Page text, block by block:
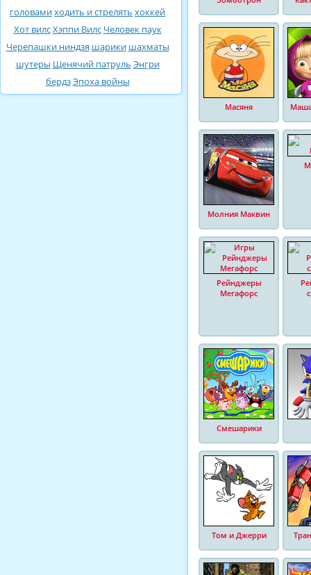
головамиходить и стрелять хоккей
Хот вилсХэппи Вилс Человек паук
Черепашки ниндзя шарики шахматы
шутеры Щенячий патруль Энгри
бердзЭпоха войны
Масяня
Молния Маквин
Рейнджеры
Мегафорс
Смешарики
Том и Джерри